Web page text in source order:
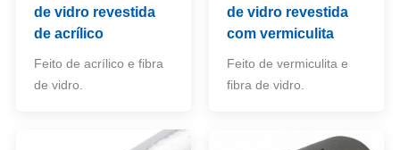
de vidro revestida
de acrílico
Feito de acrílico e fibra
de vidro.
de vidro revestida
com vermiculita
Feito de vermiculita e
fibra de vidro.